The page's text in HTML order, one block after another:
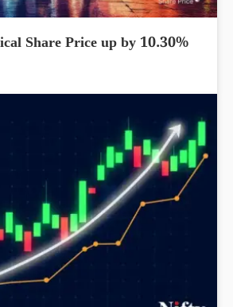
Share Price up by 10.30%